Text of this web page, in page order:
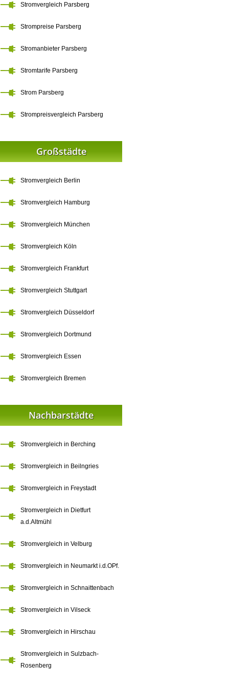
Stromvergleich Parsberg
Strompreise Parsberg
Stromanbieter Parsberg
Stromtarife Parsberg
Strom Parsberg
Strompreisvergleich Parsberg
Großstädte
Stromvergleich Berlin
Stromvergleich Hamburg
Stromvergleich München
Stromvergleich Köln
Stromvergleich Frankfurt
Stromvergleich Stuttgart
Stromvergleich Düsseldorf
Stromvergleich Dortmund
Stromvergleich Essen
Stromvergleich Bremen
Nachbarstädte
Stromvergleich in Berching
Stromvergleich in Beilngries
Stromvergleich in Freystadt
Stromvergleich in Dietfurt
a.d.Altmühl
Stromvergleich in Velburg
Stromvergleich in Neumarkt i.d.OPf.
Stromvergleich in Schnaittenbach
Stromvergleich in Vilseck
Stromvergleich in Hirschau
Stromvergleich in Sulzbach-
Rosenberg